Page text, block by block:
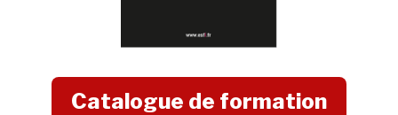
Catalogue de formation